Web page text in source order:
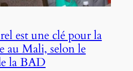
est une clé pour la
au Mali, selon le
la BAD